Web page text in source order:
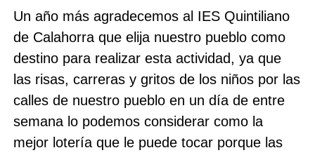
Un año más agradecemos al IES Quintiliano
de Calahorra que elija nuestro pueblo como
destino para realizar esta actividad, ya que
las risas, carreras y gritos de los niños por las
calles de nuestro pueblo en un día de entre
semana lo podemos considerar como la
mejor lotería que le puede tocar porque las